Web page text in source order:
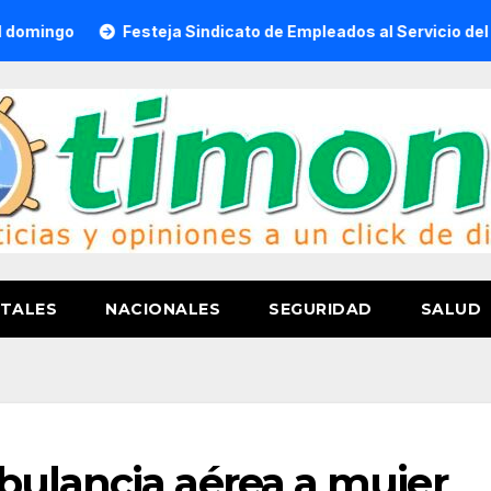
Festeja Sindicato de Empleados al Servicio del H.
NACIONALES SEGURIDAD SALUD